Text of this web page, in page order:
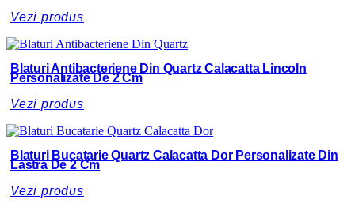
Vezi produs
Blaturi Antibacteriene Din Quartz Calacatta Lincoln
Personalizate De 2 Cm
Vezi produs
Blaturi Bucatarie Quartz Calacatta Dor Personalizate Din
Lastra De 2 Cm
Vezi produs